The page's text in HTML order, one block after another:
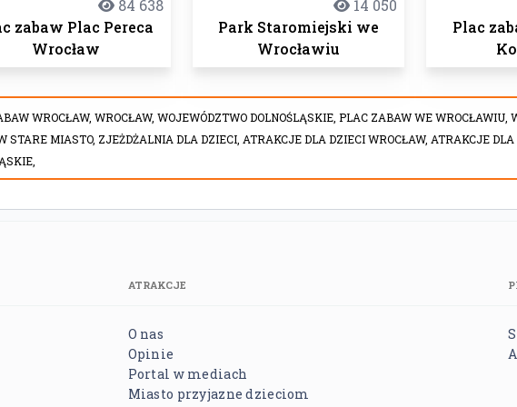
84 638
zabaw Plac Pereca
Wrocław
14 050
Park Staromiejski we
Wrocławiu
Plac
WROCŁAW,WROCŁAW,WOJEWÓDZTWO DOLNOŚLĄSKIE,PLAC ZABAW WE WROCŁAWIU,
STARE MIASTO, ZJEŻDŻALNIA DLA DZIECI,ATRAKCJE DLA DZIECI WROCŁAW,ATRAKCJE
ATRAKCJE
O nas
Opinie
Portal w mediach
Miasto przyjazne dzieciom